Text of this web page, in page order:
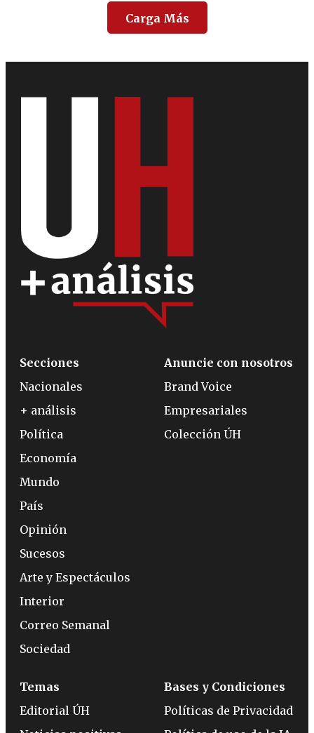
Carga Más
Secciones
Nacionales
+ análisis
Política
Economía
Mundo
País
Opinión
Sucesos
Arte y Espectáculos
Interior
Correo Semanal
Sociedad
Anuncie con nosotros
Brand Voice
Empresariales
Colección ÚH
Temas
Editorial ÚH
Bases y Condiciones
Políticas de Privacidad